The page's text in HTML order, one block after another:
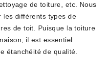
de toiture, etc. Nous
les différents types de
de toit. Puisque la toiture
il est essentiel
étanchéité de qualité.